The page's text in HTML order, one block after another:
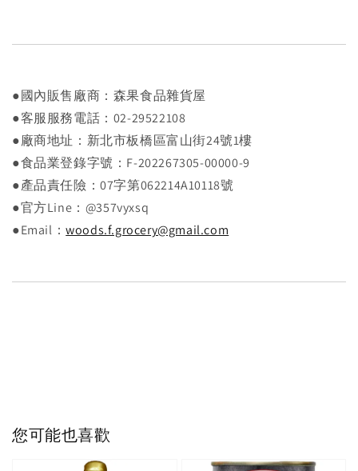
●國內販售廠商：森果食品雜貨屋
●客服服務電話：02-29522108
●廠商地址：新北市板橋區富山街24號1樓
●食品業登錄字號：F-202267305-00000-9
●產品責任險：07字第062214A10118號
●官方Line：@357vyxsq
●Email：woods.f.grocery@gmail.com
您可能也喜歡